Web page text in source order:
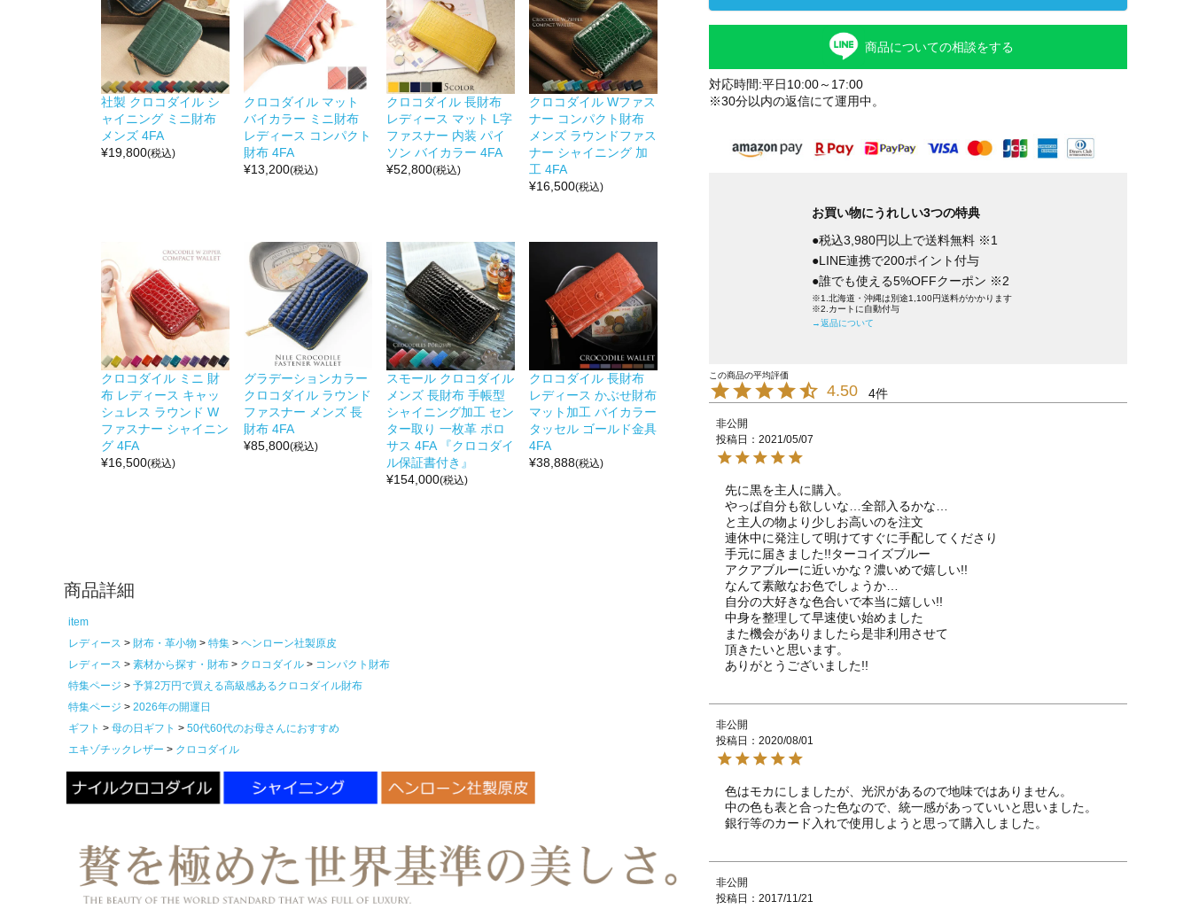
社製 クロコダイル シ
ャイニング ミニ財布
メンズ 4FA
¥19,800(税込)
クロコダイル マット
バイカラー ミニ財布
レディース コンパクト
財布 4FA
¥13,200(税込)
クロコダイル 長財布
レディース マット L字
ファスナー 内装 パイ
ソン バイカラー 4FA
¥52,800(税込)
クロコダイル Wファス
ナー コンパクト財布
メンズ ラウンドファス
ナー シャイニング 加
工 4FA
¥16,500(税込)
クロコダイル ミニ 財
布 レディース キャッ
シュレス ラウンド W
ファスナー シャイニン
グ 4FA
¥16,500(税込)
グラデーションカラー
クロコダイル ラウンド
ファスナー メンズ 長
財布 4FA
¥85,800(税込)
スモール クロコダイル
メンズ 長財布 手帳型
シャイニング加工 セン
ター取り 一枚革 ポロ
サス 4FA 『クロコダイ
ル保証書付き』
¥154,000(税込)
クロコダイル 長財布
レディース かぶせ財布
マット加工 バイカラー
タッセル ゴールド金具
4FA
¥38,888(税込)
商品詳細
item
レディース
財布・革小物 特集
ヘンローン社製原皮
レディース
素材から探す・財布 クロコダイル
コンパクト財布
特集ページ
予算2万円で買える高級感あるクロコダイル財布
特集ページ
2026年の開運日
ギフト
母の日ギフト
50代60代のお母さんにおすすめ
エキゾチックレザー
クロコダイル
商品についての相談をする
対応時間:平日10:00～17:00
※30分以内の返信にて運用中。
お買い物にうれしい3つの特典
●税込3,980円以上で送料無料 ※1
●LINE連携で200ポイント付与
●誰でも使える5%OFFクーポン ※2
※1.北海道・沖縄は別途1,100円送料がかかります
※2.カートに自動付与
→返品について
4.50 4
非公開
投稿日
2021/05/07
先に黒を主人に購入。
やっぱ自分も欲しいな…全部入るかな…
と主人の物より少しお高いのを注文
連休中に発注して明けてすぐに手配してくださり
手元に届きました!!ターコイズブルー
アクアブルーに近いかな？濃いめで嬉しい!!
なんて素敵なお色でしょうか…
自分の大好きな色合いで本当に嬉しい!!
中身を整理して早速使い始めました
また機会がありましたら是非利用させて
頂きたいと思います。
ありがとうございました!!
非公開
投稿日
2020/08/01
色はモカにしましたが、光沢があるので地味ではありません。
中の色も表と合った色なので、統一感があっていいと思いました。
非公開
投稿日
2017/11/21